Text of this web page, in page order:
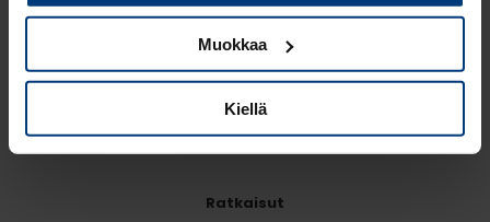
henkilökohtaisia tietojasi.
Muokkaa
Kiellä
Ratkaisut